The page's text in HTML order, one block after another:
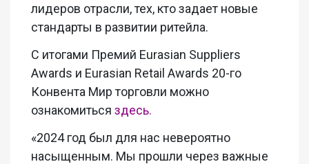
лидеров отрасли, тех, кто задает новые
стандарты в развитии ритейла.
С итогами Премий Eurasian Suppliers
Awards и Eurasian Retail Awards 20-го
Конвента Мир торговли можно
ознакомиться здесь.
«2024 год был для нас невероятно
насыщенным. Мы прошли через важные